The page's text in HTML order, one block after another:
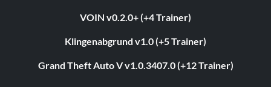
VOIN v0.2.0+ (+4 Trainer)
Klingenabgrund v1.0 (+5 Trainer)
Grand Theft Auto V v1.0.3407.0 (+12 Trainer)